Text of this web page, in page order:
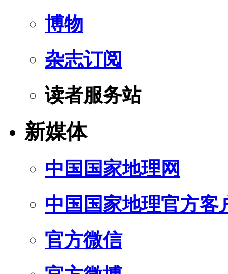
博物
杂志订阅
读者服务站
新媒体
中国国家地理网
中国国家地理官方客
官方微信